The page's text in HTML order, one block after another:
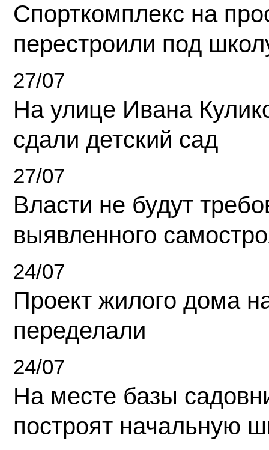
Спорткомплекс на
перестроили под
27/07
На улице Ивана
сдали детский сад
27/07
Власти не будут
выявленного
24/07
Проект жилого дома
переделали
24/07
На месте базы
построят начальную